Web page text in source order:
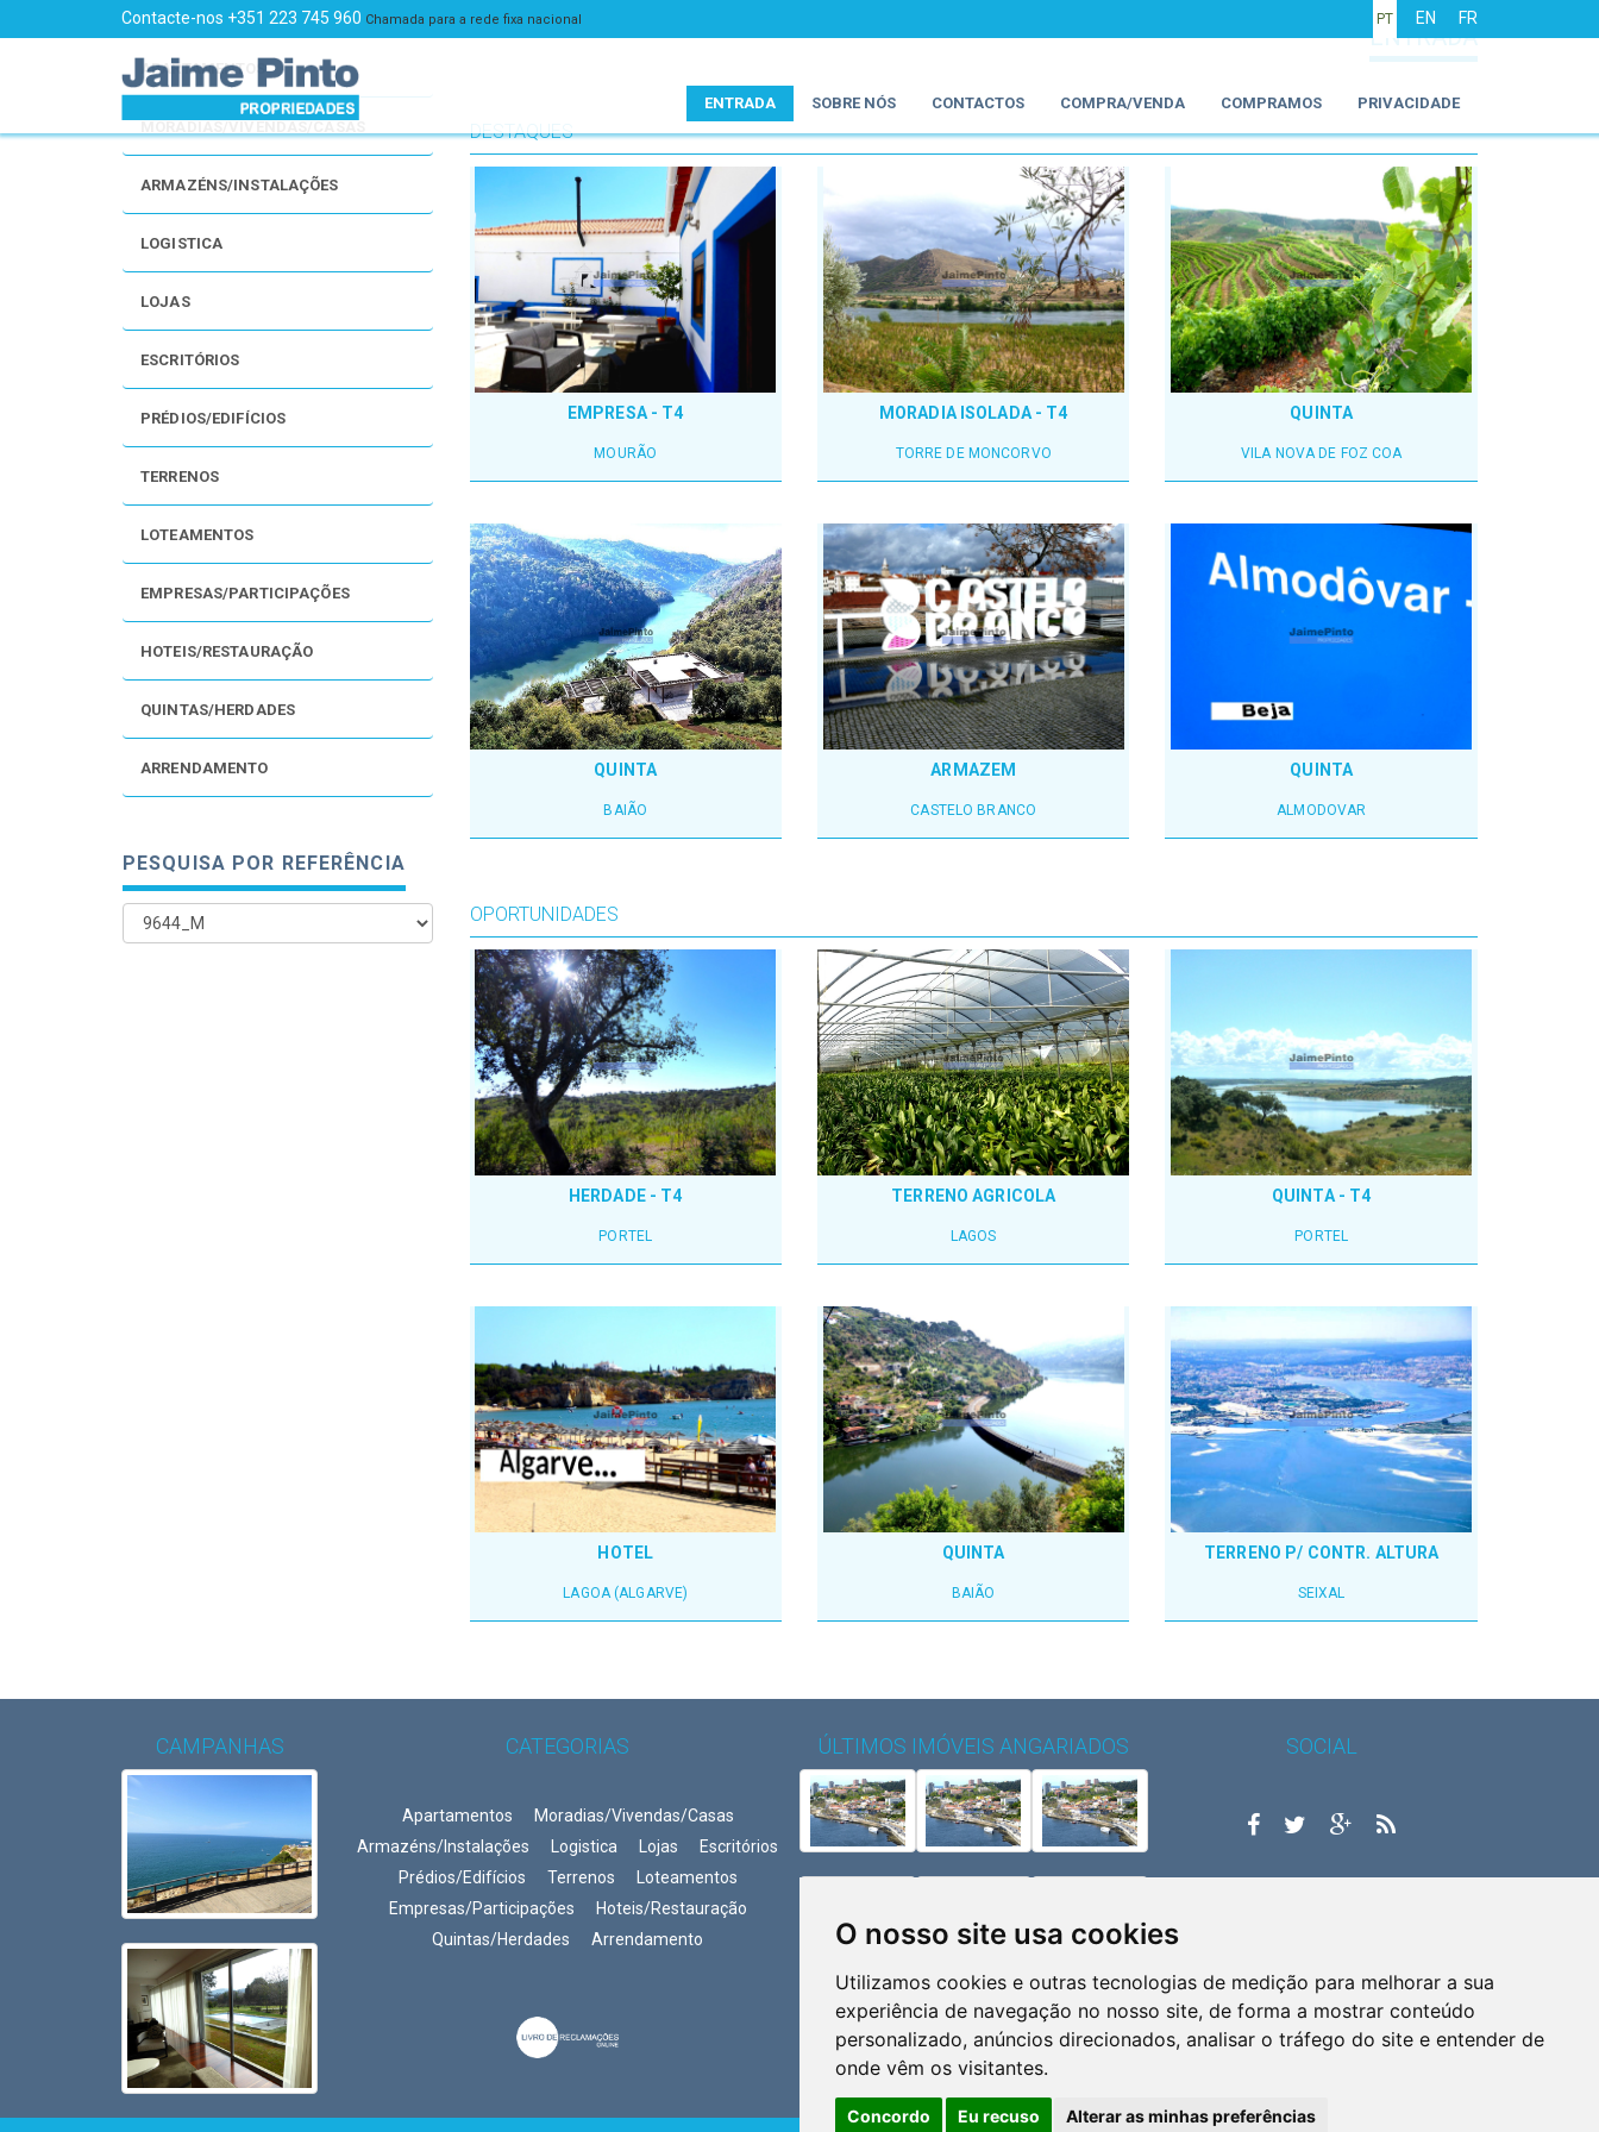
O nosso site usa cookies
Utilizamos cookies e outras tecnologias de medição para melhorar a sua
experiência de navegação no nosso site, de forma a mostrar conteúdo
personalizado, anúncios direcionados, analisar o tráfego do site e entender de
onde vêm os visitantes.
Concordo Eu recuso Alterar as minhas preferências
Contacte-nos +351 223 745 960 Chamada para a rede fixa nacional PT EN FR
ENTRADA SOBRE NÓS CONTACTOS COMPRA/VENDA COMPRAMOS PRIVACIDADE
APARTAMENTOS
ARMAZÉNS/INSTALAÇÕES
LOGISTICA
LOJAS
ESCRITÓRIOS
PRÉDIOS/EDIFÍCIOS
TERRENOS
LOTEAMENTOS
EMPRESAS/PARTICIPAÇÕES
HOTEIS/RESTAURAÇÃO
QUINTAS/HERDADES
ARRENDAMENTO
PESQUISA POR REFERÊNCIA
ENTRADA
DESTAQUES
EMPRESA - T4
MOURÃO
MORADIA ISOLADA - T4
TORRE DE MONCORVO
QUINTA
VILA NOVA DE FOZ COA
QUINTA
BAIÃO
ARMAZEM
CASTELO BRANCO
QUINTA
ALMODOVAR
OPORTUNIDADES
HERDADE - T4
PORTEL
TERRENO AGRICOLA
LAGOS
QUINTA - T4
PORTEL
HOTEL
LAGOA (ALGARVE)
QUINTA
BAIÃO
TERRENO P/ CONTR. ALTURA
SEIXAL
CAMPANHAS CATEGORIAS
Apartamentos
Moradias/Vivendas/Casas
Armazéns/Instalações
Logistica Lojas
Escritórios
Prédios/Edifícios
Terrenos
Loteamentos
Empresas/Participações
Hoteis/Restauração
Quintas/Herdades
Arrendamento
ÚLTIMOS IMÓVEIS ANGARIADOS SOCIAL